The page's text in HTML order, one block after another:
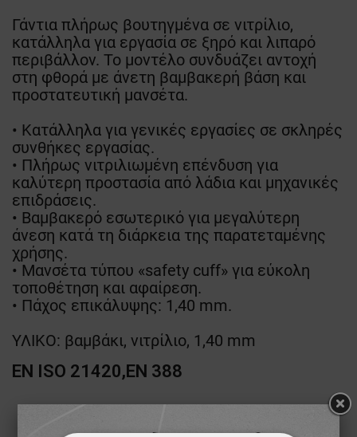
Γάντια πλήρως βουτηγμένα σε νιτρίλιο,
κατάλληλα για εργασία σε ξηρό και λιπαρό
περιβάλλον. Το μοντέλο συνδυάζει αντοχή
στη φθορά με άνετη βαμβακερή βάση και
προστατευτική μανσέτα.
• Κατάλληλα για γενικές εργασίες σε σκληρές
συνθήκες εργασίας.
• Πλήρως νιτριλιωμένη επένδυση για
καλύτερη προστασία από λάδια και μηχανικές
επιδράσεις.
• Βαμβακερό εσωτερικό για μεγαλύτερη
άνεση κατά τη διάρκεια της παρατεταμένης
χρήσης.
• Μανσέτα τύπου «safety cuff» για εύκολη
τοποθέτηση και αφαίρεση.
• Πάχος επικάλυψης: 1,40 mm.
ΥΛΙΚΟ: βαμβάκι, νιτρίλιο, 1,40 mm
EN ISO 21420,EN 388